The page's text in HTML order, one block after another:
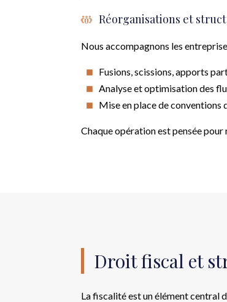
Réorganisations et
Nous accompagnons les
Fusions, scissions, apports
Analyse et optimisation des
Mise en place de conventions
Chaque opération est pensée
Droit fiscal et
La fiscalité est un élément central